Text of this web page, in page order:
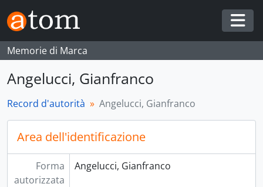
Skip to main content
Memorie di Marca
Angelucci, Gianfranco
Record d'autorità Angelucci, Gianfranco
Area dell'identificazione
Forma
autorizzata
Angelucci, Gianfranco